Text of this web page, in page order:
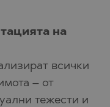
на
всички
– от
тежести и